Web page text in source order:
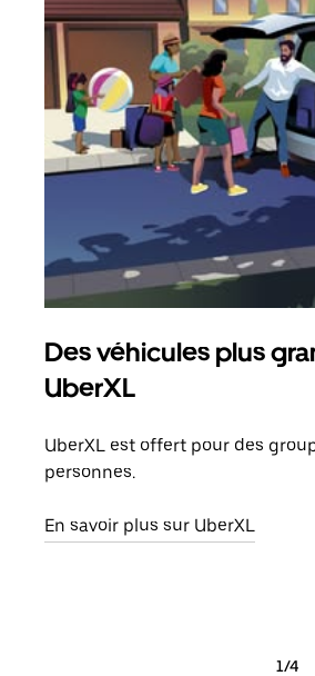
Des véhicules plus
UberXL
UberXL est offert pour des
personnes.
En savoir plus sur UberXL
1/4